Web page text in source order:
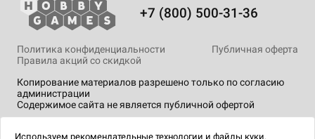
+7 (800) 500-31-36
Копирование материалов разрешено только по согласию
администрации
Содержимое сайта не является публичной офертой
Политика конфиденциальности
Публичная оферта
Правила акций со скидкой
технологии.
Используем рекомендательные технологии и файлы куки.